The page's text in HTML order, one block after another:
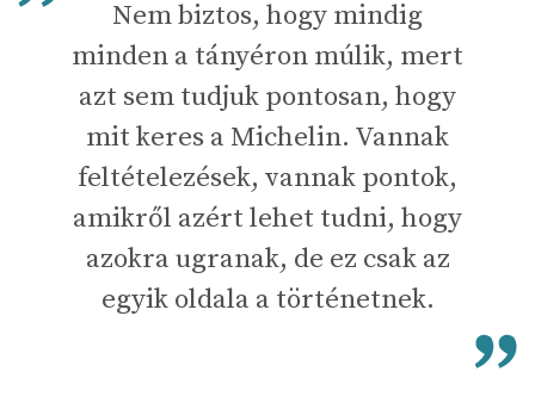
Nem biztos, hogy mindig
minden a tányéron múlik, mert
azt sem tudjuk pontosan, hogy
mit keres a Michelin. Vannak
feltételezések, vannak pontok,
amikről azért lehet tudni, hogy
azokra ugranak, de ez csak az
egyik oldala a történetnek.